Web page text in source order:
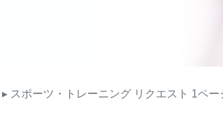
▸ スポーツ・トレーニング リクエスト 1ペー